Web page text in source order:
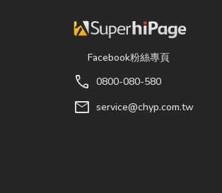
Facebook粉絲專頁
call 0800-080-580
mail service@chyp.com.tw